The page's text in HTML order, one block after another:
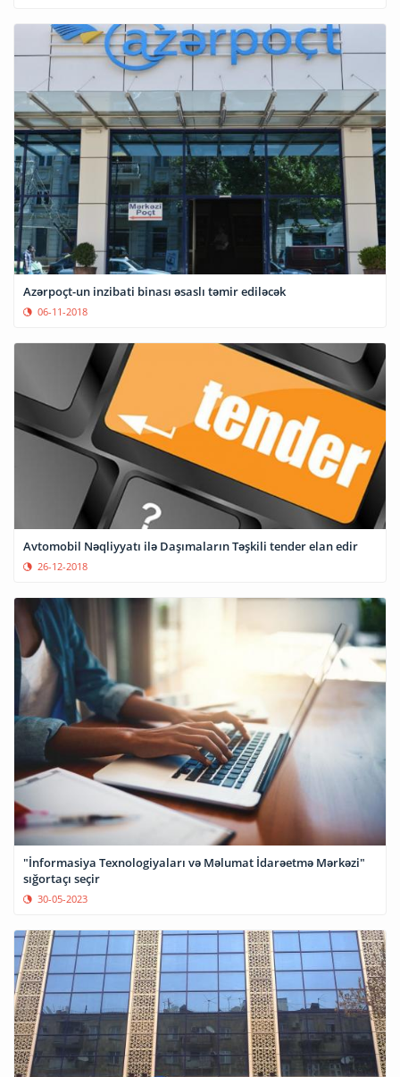
Azərpoçt-un inzibati binası əsaslı təmir ediləcək
06-11-2018
Avtomobil Nəqliyyatı ilə Daşımaların Təşkili tender elan edir
26-12-2018
"İnformasiya Texnologiyaları və Məlumat İdarəetmə Mərkəzi"
sığortaçı seçir
30-05-2023